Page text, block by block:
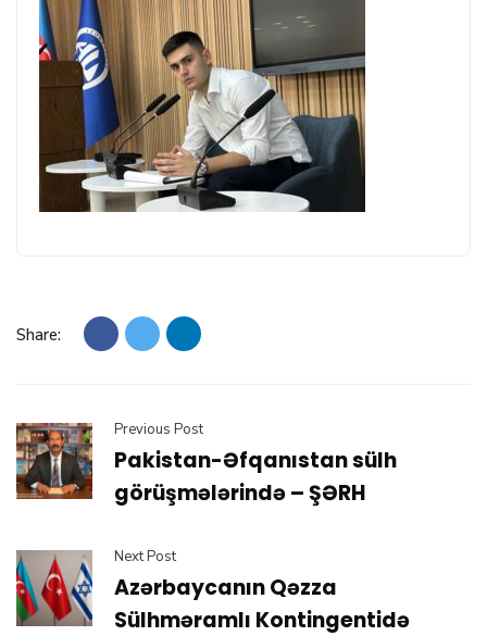
Share:
Previous Post
Pakistan-Əfqanıstan sülh
görüşmələrində – ŞƏRH
Next Post
Azərbaycanın Qəzza
Sülhməramlı Kontingentidə